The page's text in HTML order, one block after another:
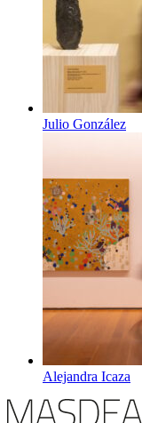
Julio González
Alejandra Icaza